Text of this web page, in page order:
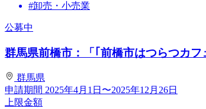
#卸売・小売業
公募中
群馬県前橋市：「｢前橋市はつらつカフ
群馬県
申請期間 2025年4月1日〜2025年12月26日
上限金額